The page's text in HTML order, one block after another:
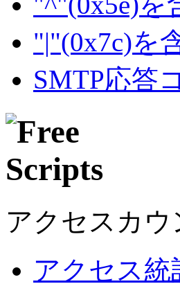
"|"(0x7c)を
SMTP応答
アクセスカウ
アクセス統